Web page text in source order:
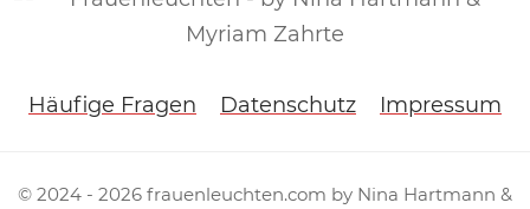
Häufige Fragen Datenschutz Impressum
© 2024 - 2026 frauenleuchten.com by Nina Hartmann &